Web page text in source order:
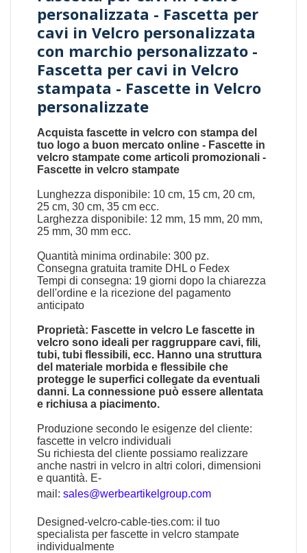
personalizzata - Fascetta per
cavi in ​​Velcro personalizzata
con marchio personalizzato -
Fascetta per cavi in ​​Velcro
stampata - Fascette in Velcro
personalizzate
Acquista fascette in velcro con stampa del
tuo logo a buon mercato online - Fascette in
velcro stampate come articoli promozionali -
Fascette in velcro stampate
Lunghezza disponibile: 10 cm, 15 cm, 20 cm,
25 cm, 30 cm, 35 cm ecc.
Larghezza disponibile: 12 mm, 15 mm, 20 mm,
25 mm, 30 mm ecc.
Quantità minima ordinabile: 300 pz.
Consegna gratuita tramite DHL o Fedex
Tempi di consegna: 19 giorni dopo la chiarezza
dell'ordine e la ricezione del pagamento
anticipato
Proprietà: Fascette in velcro Le fascette in
velcro sono ideali per raggruppare cavi, fili,
tubi, tubi flessibili, ecc. Hanno una struttura
del materiale morbida e flessibile che
protegge le superfici collegate da eventuali
danni. La connessione può essere allentata
e richiusa a piacimento.
Produzione secondo le esigenze del cliente:
fascette in velcro individuali
Su richiesta del cliente possiamo realizzare
anche nastri in velcro in altri colori, dimensioni
e quantità. E-
mail:sales@werbeartikelgroup.com
Designed-velcro-cable-ties.com: il tuo
specialista per fascette in velcro stampate
individualmente